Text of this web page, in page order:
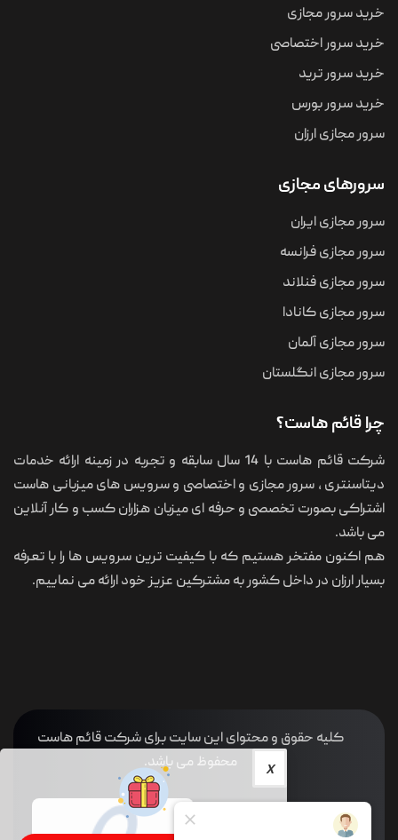
خرید سرور مجازی
خرید سرور اختصاصی
خرید سرور ترید
خرید سرور بورس
سرور مجازی ارزان
سرورهای مجازی
سرور مجازی ایران
سرور مجازی فرانسه
سرور مجازی فنلاند
سرور مجازی کانادا
سرور مجازی آلمان
سرور مجازی انگلستان
چرا قائم هاست؟
شرکت قائم هاست با 14 سال سابقه و تجربه در زمینه ارائه خدمات
دیتاسنتری ، سرور مجازی و اختصاصی و سرویس های میزبانی هاست
اشتراکی بصورت تخصصی و حرفه ای میزبان هزاران کسب و کار آنلاین
می باشد.
هم اکنون مفتخر هستیم که با کیفیت ترین سرویس ها را با تعرفه
بسیار ارزان در داخل کشور به مشترکین عزیز خود ارائه می نماییم.
کلیه حقوق و محتوای این سایت برای شرکت قائم هاست
محفوظ می باشد.